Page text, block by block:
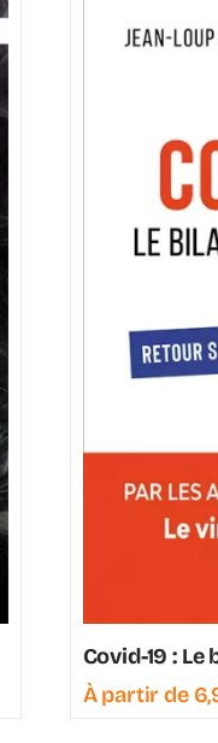
Covid-19 :
À partir de